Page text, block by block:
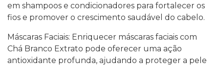
em shampoos e condicionadores para fortalecer os
fios e promover o crescimento saudável do cabelo.
Máscaras Faciais: Enriquecer máscaras faciais com
Chá Branco Extrato pode oferecer uma ação
antioxidante profunda, ajudando a proteger a pele